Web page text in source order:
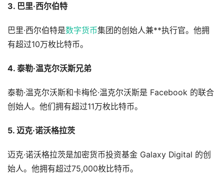
3. 巴里·西尔伯特
巴里·西尔伯特是数字货币集团的创始人兼**执行官。他拥
有超过10万枚比特币。
4. 泰勒·温克尔沃斯兄弟
泰勒·温克尔沃斯和卡梅伦·温克尔沃斯是 Facebook 的联合
创始人。他们拥有超过11万枚比特币。
5. 迈克·诺沃格拉茨
迈克·诺沃格拉茨是加密货币投资基金 Galaxy Digital 的创
始人。他拥有超过75,000枚比特币。